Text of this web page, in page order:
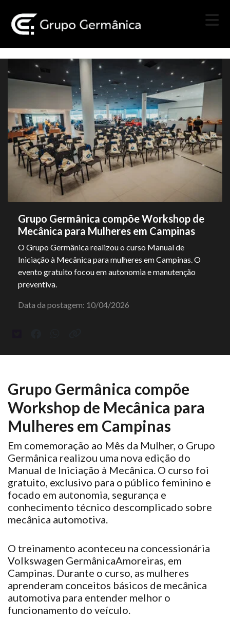
Grupo Germânica compõe Workshop de
Mecânica para Mulheres em Campinas
O Grupo Germânica realizou o curso Manual de
Iniciação à Mecânica para mulheres em Campinas. O
evento gratuito focou em autonomia e manutenção
preventiva.
Data da postagem: 10/04/2026
Grupo Germânica compõe
Workshop de Mecânica para
Mulheres em Campinas
Em comemoração ao Mês da Mulher, o Grupo
Germânica realizou uma nova edição do
Manual de Iniciação à Mecânica. O curso foi
gratuito, exclusivo para o público feminino e
focado em autonomia, segurança e
conhecimento técnico descomplicado sobre
mecânica automotiva.
O treinamento aconteceu na concessionária
Volkswagen GermânicaAmoreiras, em
Campinas. Durante o curso, as mulheres
aprenderam conceitos básicos de mecânica
automotiva para entender melhor o
funcionamento do veículo.